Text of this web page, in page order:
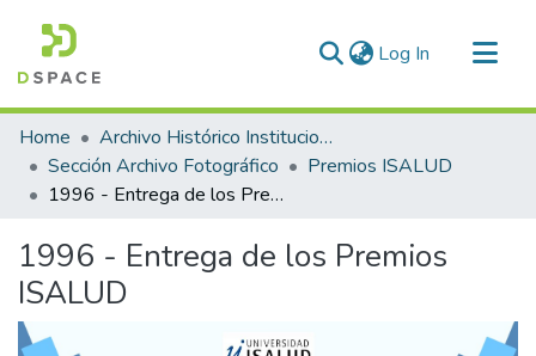
Log In (current)
Communities & Collections
All of DSpace
Statistics
Home
Archivo Histórico Institucional
Sección Archivo Fotográfico
Premios ISALUD
1996 - Entrega de los Premios ISALUD
1996 - Entrega de los Premios
ISALUD